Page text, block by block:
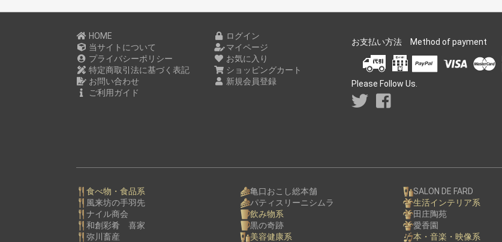
HOME
当サイトについて
プライバシーポリシー
特定商取引法に基づく表記
お問い合わせ
ご利用ガイド
ログイン
マイページ
お気に入り
ショッピングカート
新規会員登録
お支払い方法 Method of payment
Please Follow Us.
食べ物・食品系
風来坊の手羽先
ナイル商会
和創彩肴 喜家
弥川畜産
亀口おこし総本舗
パティスリーニシムラ
飲み物系
黒の奇跡
美容健康系
SALON DE FARD
生活インテリア系
田庄陶苑
愛香園
本・音楽・映像系